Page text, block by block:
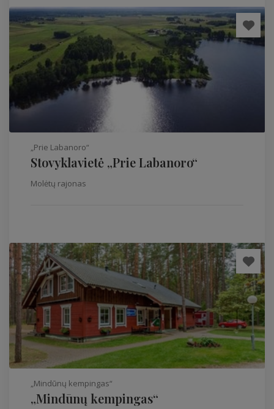
„Prie Labanoro“
Stovyklavietė „Prie Labanoro“
Molėtų rajonas
„Mindūnų kempingas“
„Mindūnų kempingas“